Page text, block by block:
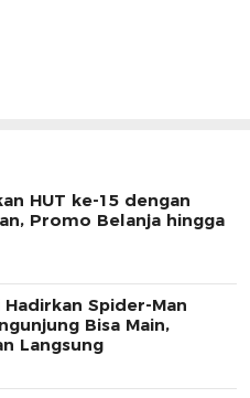
HUT ke-15 dengan
Promo Belanja hingga
Spider-Man
Bisa Main,
Langsung